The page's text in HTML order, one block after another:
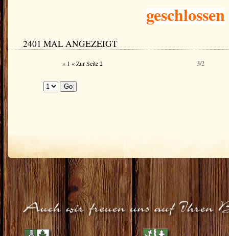
geschlossen
2401 MAL ANGEZEIGT
« 1 « Zur Seite 2 3/2